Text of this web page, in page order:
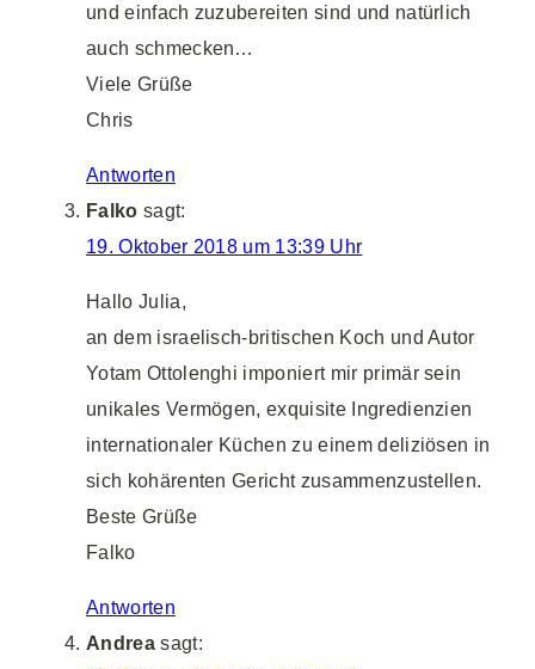
und einfach zuzubereiten sind und natürlich
auch schmecken…
Viele Grüße
Chris
Antworten
Falko sagt:
19. Oktober 2018 um 13:39 Uhr
Hallo Julia,
an dem israelisch-britischen Koch und Autor
Yotam Ottolenghi imponiert mir primär sein
unikales Vermögen, exquisite Ingredienzien
internationaler Küchen zu einem deliziösen in
sich kohärenten Gericht zusammenzustellen.
Beste Grüße
Falko
Antworten
Andrea sagt: